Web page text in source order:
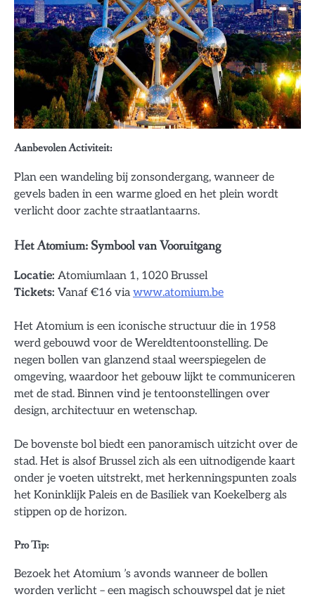
Aanbevolen Activiteit:
Plan een wandeling bij zonsondergang, wanneer de
gevels baden in een warme gloed en het plein wordt
verlicht door zachte straatlantaarns.
Het Atomium: Symbool van Vooruitgang
Locatie: Atomiumlaan 1, 1020 Brussel
Tickets: Vanaf €16 viawww.atomium.be
Het Atomium is een iconische structuur die in 1958
werd gebouwd voor de Wereldtentoonstelling. De
negen bollen van glanzend staal weerspiegelen de
omgeving, waardoor het gebouw lijkt te communiceren
met de stad. Binnen vind je tentoonstellingen over
design, architectuur en wetenschap.
De bovenste bol biedt een panoramisch uitzicht over de
stad. Het is alsof Brussel zich als een uitnodigende kaart
onder je voeten uitstrekt, met herkenningspunten zoals
het Koninklijk Paleis en de Basiliek van Koekelberg als
stippen op de horizon.
Pro Tip:
Bezoek het Atomium ’s avonds wanneer de bollen
worden verlicht – een magisch schouwspel dat je niet